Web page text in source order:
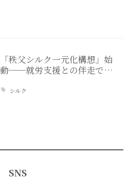
「秩父シルク一元化構想」始
動──就労支援との伴走で…
シルク
SNS